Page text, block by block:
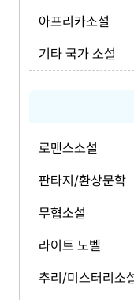
아프리카소설
기타 국가 소설
로맨스소설
판타지/환상문학
무협소설
라이트 노벨
추리/미스터리소